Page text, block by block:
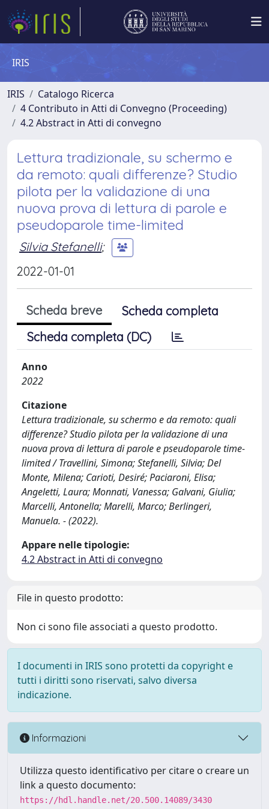
IRIS
IRIS
Catalogo Ricerca
4 Contributo in Atti di Convegno (Proceeding)
4.2 Abstract in Atti di convegno
Lettura tradizionale, su schermo e
da remoto: quali differenze? Studio
pilota per la validazione di una
nuova prova di lettura di parole e
pseudoparole time-limited
Silvia Stefanelli;
2022-01-01
Scheda breve
Scheda completa
Scheda completa (DC)
Anno
2022
Citazione
Lettura tradizionale, su schermo e da remoto: quali
differenze? Studio pilota per la validazione di una
nuova prova di lettura di parole e pseudoparole time-
limited / Travellini, Simona; Stefanelli, Silvia; Del
Monte, Milena; Carioti, Desiré; Paciaroni, Elisa;
Angeletti, Laura; Monnati, Vanessa; Galvani, Giulia;
Marcelli, Antonella; Marelli, Marco; Berlingeri,
Manuela. - (2022).
Appare nelle tipologie:
4.2 Abstract in Atti di convegno
File in questo prodotto:
Non ci sono file associati a questo prodotto.
I documenti in IRIS sono protetti da copyright e
tutti i diritti sono riservati, salvo diversa
indicazione.
Informazioni
Utilizza questo identificativo per citare o creare un
link a questo documento:
https://hdl.handle.net/20.500.14089/3430